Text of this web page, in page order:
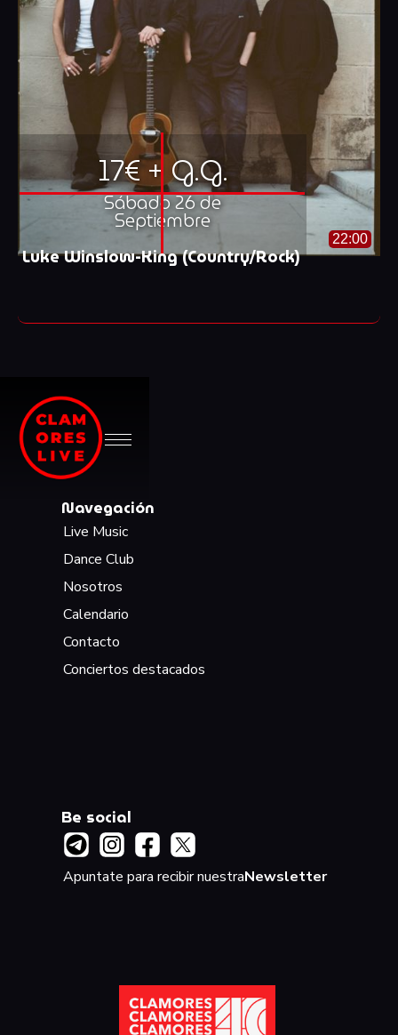
17€ + G.G.
Sábado 26 de
Septiembre
22:00
Luke Winslow-King (Country/Rock)
Navegación
Live Music
Dance Club
Nosotros
Calendario
Contacto
Conciertos destacados
Be social
Apuntate para recibir nuestraNewsletter